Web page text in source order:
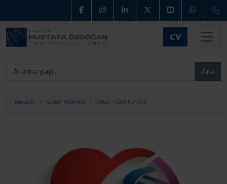
CV
Ara
Anasayfa Kanser Haberleri Crispr - Cas9 Genetik